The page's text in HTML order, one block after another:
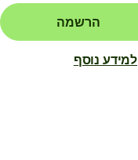
הרשמה
למידע נוסף